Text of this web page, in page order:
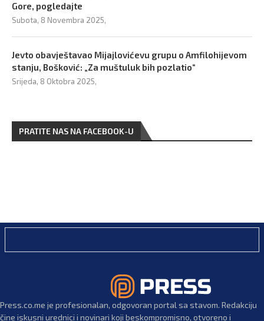
Gore, pogledajte
Subota, 8 Novembra 2025,
Jevto obavještavao Mijajlovićevu grupu o Amfilohijevom
stanju, Bošković: „Za muštuluk bih pozlatio“
Srijeda, 8 Oktobra 2025,
PRATITE NAS NA FACEBOOK-U
Press.co.me je profesionalan, odgovoran portal sa stavom. Redakciju
čine iskusni urednici i novinari koji beskompromisno, otvoreno i